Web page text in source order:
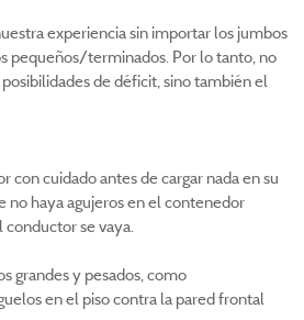
experiencia sin importar los jumbos
pequeños/terminados. Por lo tanto, no
de déficit, sino también el
con cuidado antes de cargar nada en su
no haya agujeros en el contenedor
se vaya.
grandes y pesados, como
en el piso contra la pared frontal